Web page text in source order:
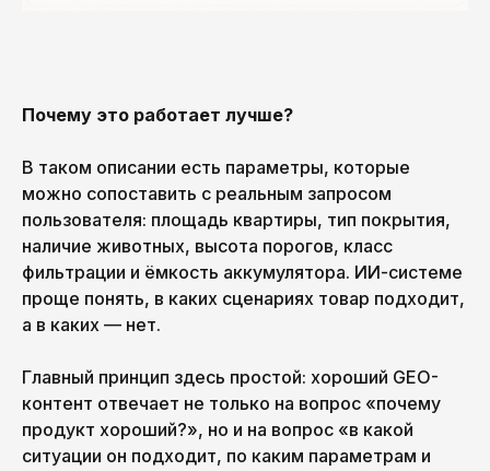
Почему это работает лучше?
В таком описании есть параметры, которые
можно сопоставить с реальным запросом
пользователя: площадь квартиры, тип покрытия,
наличие животных, высота порогов, класс
фильтрации и ёмкость аккумулятора. ИИ-системе
проще понять, в каких сценариях товар подходит,
а в каких — нет.
Главный принцип здесь простой: хороший GEO-
контент отвечает не только на вопрос «почему
продукт хороший?», но и на вопрос «в какой
ситуации он подходит, по каким параметрам и
OWN BRAND
(С) ALL RIGHTS RESERVED
INFO@PICKLES.TEAM
TELEGRAM BEHANCE
INSTAGRAM
+7 981 698 02 86 🇷🇺 +998 (99) 497-05-98 🇺🇿